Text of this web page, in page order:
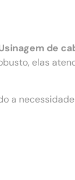
de
elas
a